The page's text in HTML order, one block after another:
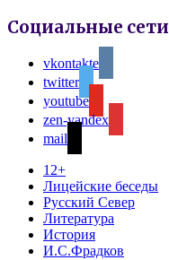
Социальные сети
vkontakte
twitter
youtube
zen-yandex
mail
12+
Лицейские беседы
Русский Север
Литература
История
И.С.Фрадков